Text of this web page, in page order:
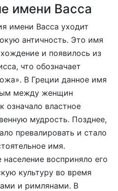
имени Васса
имени Васса уходит
античность. Это имя
и появилось из
что обозначает
В Греции данное имя
между женщин
означало властное
мудрость. Позднее,
превалировать и стало
имя.
восприняло его
культуру во время
и римлянами. В